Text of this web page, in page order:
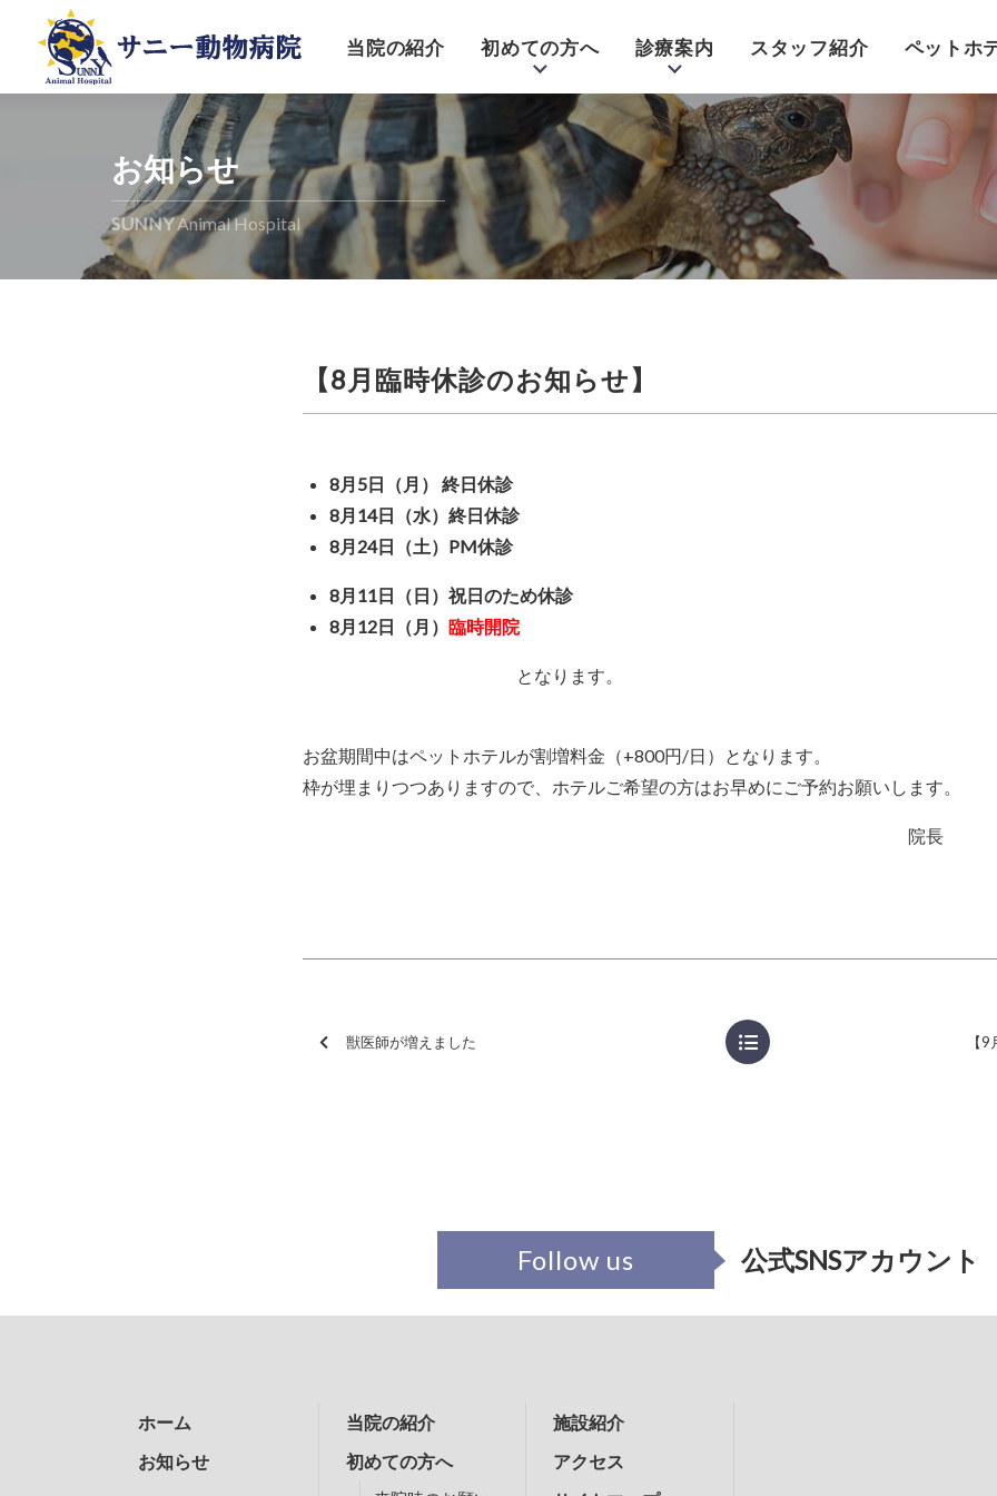
当院の紹介 初めての方へ 診療案内 スタッフ紹介 ペットホ
お知らせ
SUNNYAnimal Hospital
【8月臨時休診のお知らせ】
8月5日（月） 終日休診
8月14日（水）終日休診
8月24日（土）PM休診
8月11日（日）祝日のため休診
8月12日（月） 臨時開院
となります。
お盆期間中はペットホテルが割増料金（+800円/日）となります。
枠が埋まりつつありますので、ホテルご希望の方はお早めにご予約お願いします。
院長
獣医師が増えました 【
公式SNSアカウント
Follow us
ホーム
お知らせ
当院の紹介
初めての方へ
施設紹介
アクセス